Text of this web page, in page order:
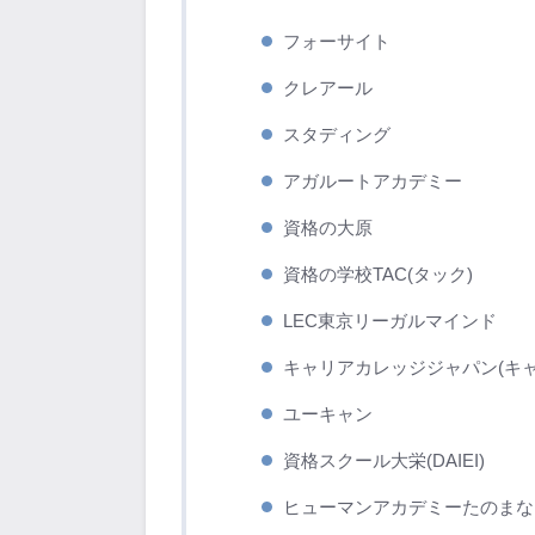
フォーサイト
クレアール
スタディング
アガルートアカデミー
資格の大原
資格の学校TAC(タック)
LEC東京リーガルマインド
キャリアカレッジジャパン(キ
ユーキャン
資格スクール大栄(DAIEI)
ヒューマンアカデミーたのまな